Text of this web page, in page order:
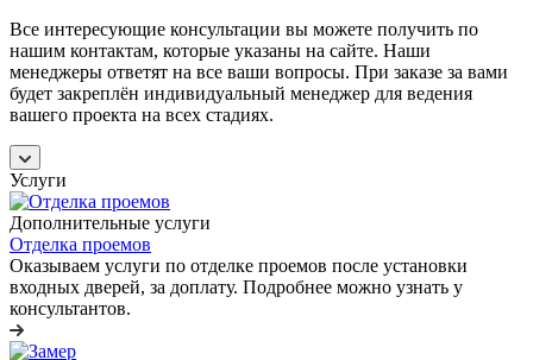
Все интересующие консультации вы можете получить по
нашим контактам, которые указаны на сайте. Наши
менеджеры ответят на все ваши вопросы. При заказе за вами
будет закреплён индивидуальный менеджер для ведения
вашего проекта на всех стадиях.
Услуги
Дополнительные услуги
Отделка проемов
Оказываем услуги по отделке проемов после установки
входных дверей, за доплату. Подробнее можно узнать у
консультантов.